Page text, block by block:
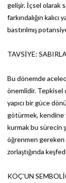
gelişir. İçsel olarak
farkındalığın
bastırılmış
TAVSİYE:
Bu dönemde
önemlidir. Tepkisel
yapıcı bir güce
götürmek, kendine
kurmak bu sürecin
öğrenmen gereken
zorlaştığında
KOÇ’UN